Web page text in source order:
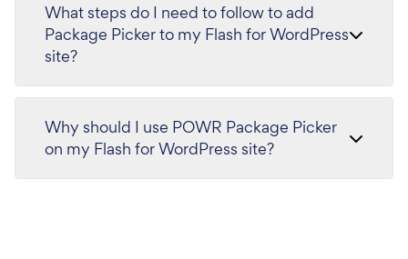
What steps do I need to follow to add
Package Picker to my Flash for WordPress
site?
Why should I use POWR Package Picker
on my Flash for WordPress site?